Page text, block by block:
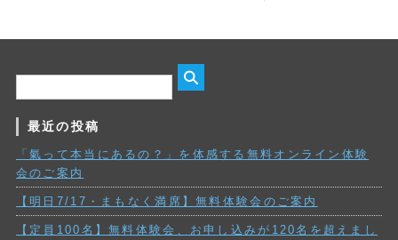
最近の投稿
「氣って本当にあるの？」を体感する無料オンライン体験
会のご案内
【明日7/17・まもなく満席】無料体験会のご案内
【定員100名】無料体験会、お申し込みが120名を超えまし